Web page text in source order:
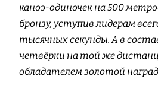
каноэ-одиночек на 500
бронзу, уступив лидерам
тысячных секунды. А в
четвёрки на той же
обладателем золотой